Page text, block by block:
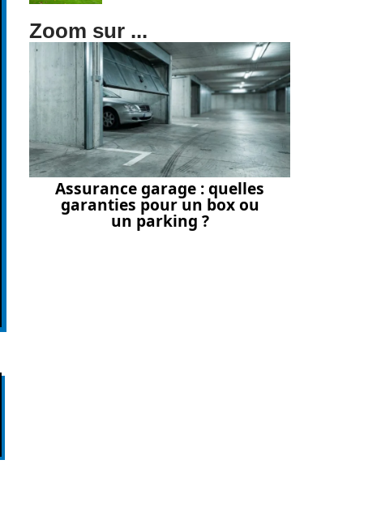
Zoom sur ...
Assurance garage : quelles
garanties pour un box ou
un parking ?